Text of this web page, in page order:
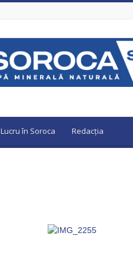
Lucru în Soroca Redacția